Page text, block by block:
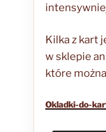
Kilka z kart
w sklepie
które
Okladki-do-